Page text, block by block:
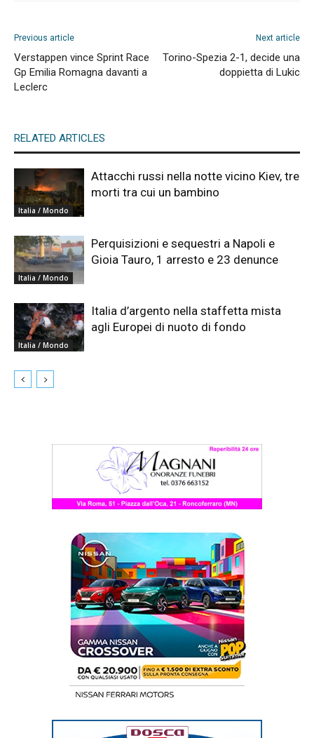
Previous article
Verstappen vince Sprint Race
Gp Emilia Romagna davanti a
Leclerc
Next article
Torino-Spezia 2-1, decide una
doppietta di Lukic
RELATED ARTICLES
Italia / Mondo
Attacchi russi nella notte vicino Kiev, tre
morti tra cui un bambino
Italia / Mondo
Perquisizioni e sequestri a Napoli e
Gioia Tauro, 1 arresto e 23 denunce
Italia / Mondo
Italia d’argento nella staffetta mista
agli Europei di nuoto di fondo